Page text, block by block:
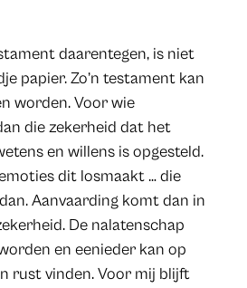
daarentegen, is niet
papier. Zo’n testament kan
worden. Voor wie
die zekerheid dat het
en willens is opgesteld.
dit losmaakt … die
Aanvaarding komt dan in
De nalatenschap
en eenieder kan op
rust vinden. Voor mij blijft